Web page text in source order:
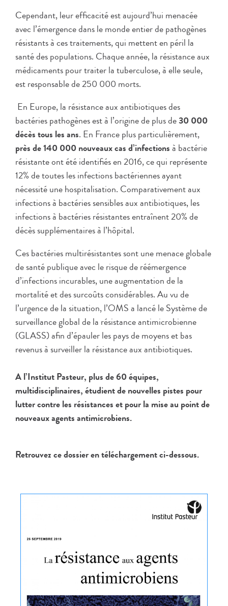
Cependant, leur efficacité est aujourd’hui menacée
avec l’émergence dans le monde entier de pathogènes
résistants à ces traitements, qui mettent en péril la
santé des populations. Chaque année, la résistance aux
médicaments pour traiter la tuberculose, à elle seule,
est responsable de 250 000 morts.
En Europe, la résistance aux antibiotiques des
bactéries pathogènes est à l’origine de plus de30 000
décès tous les ans. En France plus particulièrement,
près de 140 000 nouveaux cas d’infectionsà bactérie
résistante ont été identifiés en 2016, ce qui représente
12% de toutes les infections bactériennes ayant
nécessité une hospitalisation. Comparativement aux
infections à bactéries sensibles aux antibiotiques, les
infections à bactéries résistantes entraînent 20% de
décès supplémentaires à l’hôpital.
Ces bactéries multirésistantes sont une menace globale
de santé publique avec le risque de réémergence
d’infections incurables, une augmentation de la
mortalité et des surcoûts considérables. Au vu de
l’urgence de la situation, l’OMS a lancé le Système de
surveillance global de la résistance antimicrobienne
(GLASS) afin d’épauler les pays de moyens et bas
revenus à surveiller la résistance aux antibiotiques.
A l’Institut Pasteur, plus de 60 équipes,
multidisciplinaires, étudient de nouvelles pistes pour
lutter contre les résistances et pour la mise au point de
nouveaux agents antimicrobiens.
Retrouvez ce dossier en téléchargement ci-dessous.